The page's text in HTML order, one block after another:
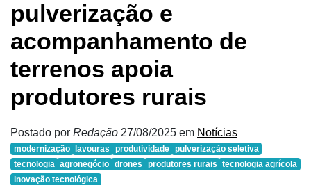
pulverização e
acompanhamento de
terrenos apoia
produtores rurais
Postado por Redação 27/08/2025 em Notícias
modernização lavouras produtividade pulverização seletiva
tecnologia agronegócio drones produtores rurais tecnologia agrícola
inovação tecnológica